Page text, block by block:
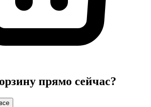
прямо сейчас?